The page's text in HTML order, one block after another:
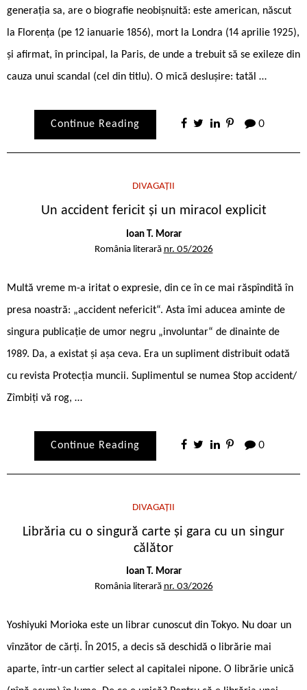
generația sa, are o biografie neobișnuită: este american, născut
la Florența (pe 12 ianuarie 1856), mort la Londra (14 aprilie 1925),
și afirmat, în principal, la Paris, de unde a trebuit să se exileze din
cauza unui scandal (cel din titlu). O mică deslușire: tatăl …
Continue Reading 0
DIVAGAȚII
Un accident fericit și un miracol explicit
Ioan T. Morar
România literară nr. 05/2026
Multă vreme m-a iritat o expresie, din ce în ce mai răspîndită în
presa noastră: „accident nefericit“. Asta îmi aducea aminte de
singura publicație de umor negru „involuntar“ de dinainte de
1989. Da, a existat și așa ceva. Era un supliment distribuit odată
cu revista Protecția muncii. Suplimentul se numea Stop accident/
Zîmbiți vă rog, …
Continue Reading 0
DIVAGAȚII
Librăria cu o singură carte și gara cu un singur
călător
Ioan T. Morar
România literară nr. 03/2026
Yoshiyuki Morioka este un librar cunoscut din Tokyo. Nu doar un
vînzător de cărți. În 2015, a decis să deschidă o librărie mai
aparte, într-un cartier select al capitalei nipone. O librărie unică